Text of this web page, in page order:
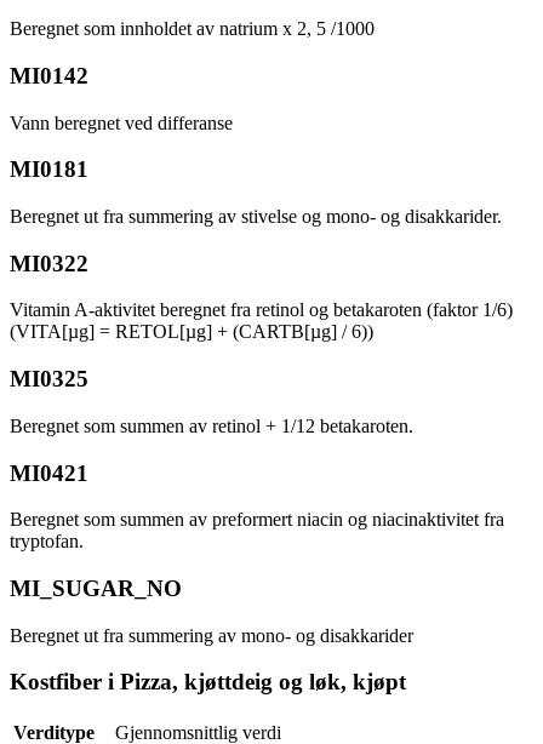
Beregnet som innholdet av natrium x 2, 5 /1000
MI0142
Vann beregnet ved differanse
MI0181
Beregnet ut fra summering av stivelse og mono- og disakkarider.
MI0322
Vitamin A-aktivitet beregnet fra retinol og betakaroten (faktor 1/6)
(VITA[µg] = RETOL[µg] + (CARTB[µg] / 6))
MI0325
Beregnet som summen av retinol + 1/12 betakaroten.
MI0421
Beregnet som summen av preformert niacin og niacinaktivitet fra
tryptofan.
MI_SUGAR_NO
Beregnet ut fra summering av mono- og disakkarider
Kostfiber i Pizza, kjøttdeig og løk, kjøpt
Verditype Gjennomsnittlig verdi